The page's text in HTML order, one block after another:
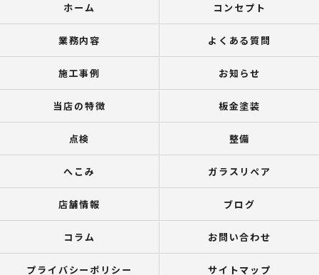
ホーム コンセプト
業務内容 よくある質問
施工事例 お知らせ
当店の特徴 板金塗装
点検 整備
へこみ ガラスリペア
店舗情報 ブログ
コラム お問い合わせ
プライバシーポリシー サイトマップ